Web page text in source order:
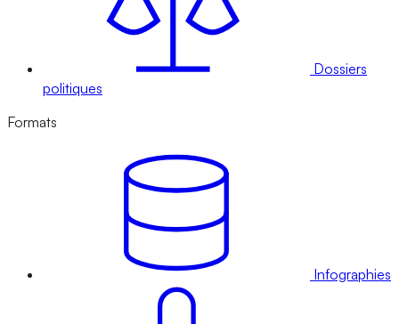
Dossiers
politiques
Formats
Infographies